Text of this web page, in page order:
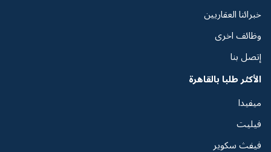
خبرائنا العقاريين
وظائف اخرى
إتصل بنا
الأكثر طلبا بالقاهرة
ميفيدا
فيليت
فيفث سكوير